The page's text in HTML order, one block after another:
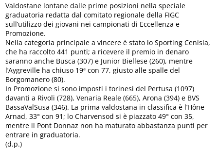
Valdostane lontane dalle prime posizioni nella speciale
graduatoria redatta dal comitato regionale della FIGC
sull’utilizzo dei giovani nei campionati di Eccellenza e
Promozione.
Nella categoria principale a vincere è stato lo Sporting Cenisia,
che ha raccolto 441 punti; a ricevere il premio in denaro
saranno anche Busca (307) e Junior Biellese (260), mentre
l’Aygreville ha chiuso 19ª con 77, giusto alle spalle del
Borgomanero (80).
In Promozione si sono imposti i torinesi del Pertusa (1097)
davanti a Rivoli (728), Venaria Reale (665), Arona (394) e BVS
BassaValSusa (346). La prima valdostana in classifica è l’Hône
Arnad, 33° con 91; lo Charvensod si è piazzato 49° con 35,
mentre il Pont Donnaz non ha maturato abbastanza punti per
entrare in graduatoria.
(d.p.)